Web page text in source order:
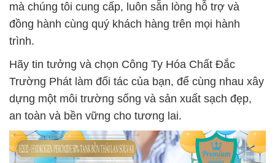
mà chúng tôi cung cấp, luôn sẵn lòng hỗ trợ và
đồng hành cùng quý khách hàng trên mọi hành
trình.
Hãy tin tưởng và chọn Công Ty Hóa Chất Đắc
Trường Phát làm đối tác của bạn, để cùng nhau xây
dựng một môi trường sống và sản xuất sạch đẹp,
an toàn và bền vững cho tương lai.